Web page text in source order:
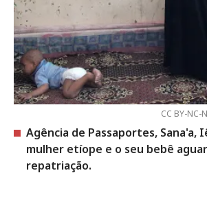
CC BY-NC-
Agência de Passaportes, Sana'a,
mulher etíope e o seu bebê
repatriação.